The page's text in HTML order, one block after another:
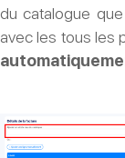
du catalogue
avec les tous les